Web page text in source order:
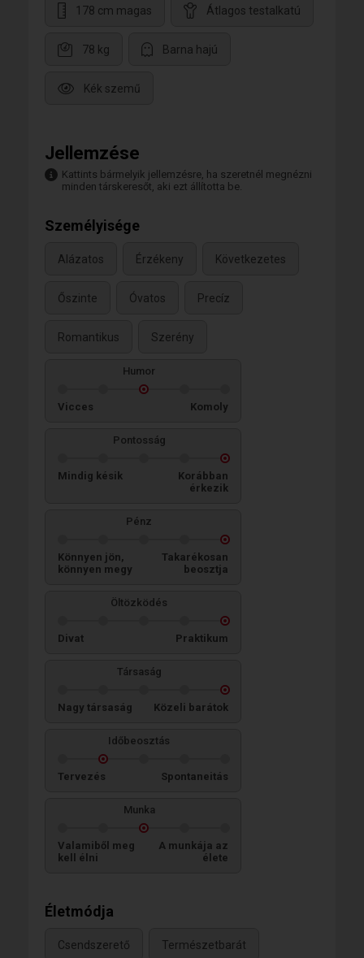
178 cm magas Átlagos testalkatú
78 kg Barna hajú
Kék szemű
Jellemzése
Kattints bármelyik jellemzésre, ha szeretnél megnézni
minden társkeresőt, aki ezt állította be.
Személyisége
Alázatos Érzékeny Következetes
Őszinte Óvatos Precíz
Romantikus Szerény
Humor
Vicces Komoly
Pontosság
Mindig késik
Korábban
érkezik
Pénz
Könnyen jön,
könnyen megy
Takarékosan
beosztja
Öltözködés
Divat Praktikum
Társaság
Nagy társaság Közeli barátok
Időbeosztás
Tervezés Spontaneitás
Munka
Valamiből meg
kell élni
A munkája az
élete
Életmódja
Csendszerető Természetbarát